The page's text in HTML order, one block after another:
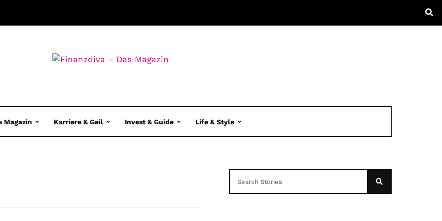
Magazin Karriere & Geil Invest & Guide Life & Style